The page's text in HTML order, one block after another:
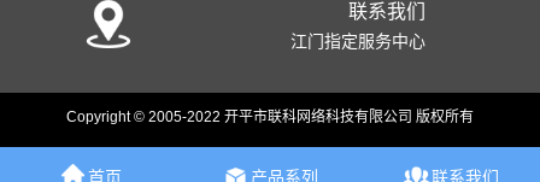
联系我们
江门指定服务中心
Copyright © 2005-2022 开平市联科网络科技有限公司 版权所有
首页 产品系列 联系我们